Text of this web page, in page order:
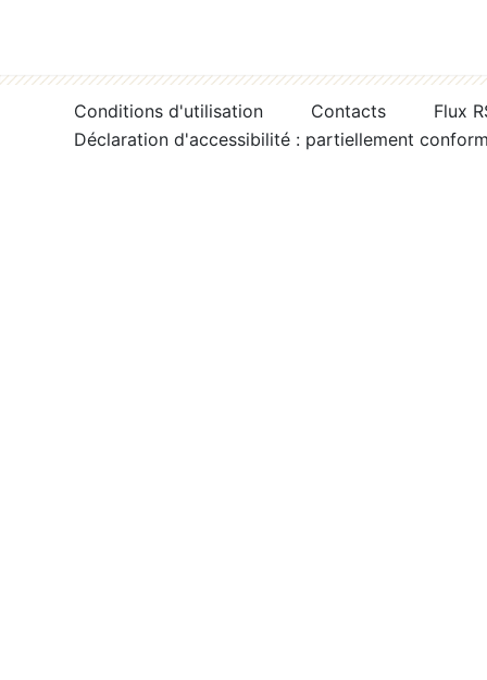
Conditions d'utilisation Contacts
Flux
Déclaration d'accessibilité : partiellement